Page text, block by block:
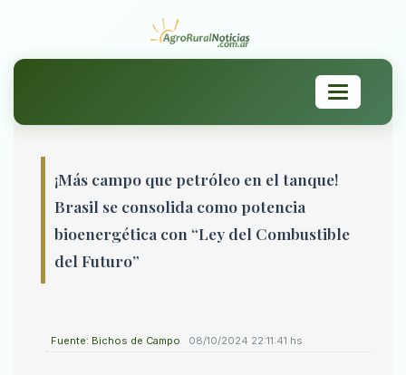
Toggle
navigation
¡Más campo que petróleo en el tanque!
Brasil se consolida como potencia
bioenergética con “Ley del Combustible
del Futuro”
Fuente: Bichos de Campo 08/10/2024 22:11:41 hs